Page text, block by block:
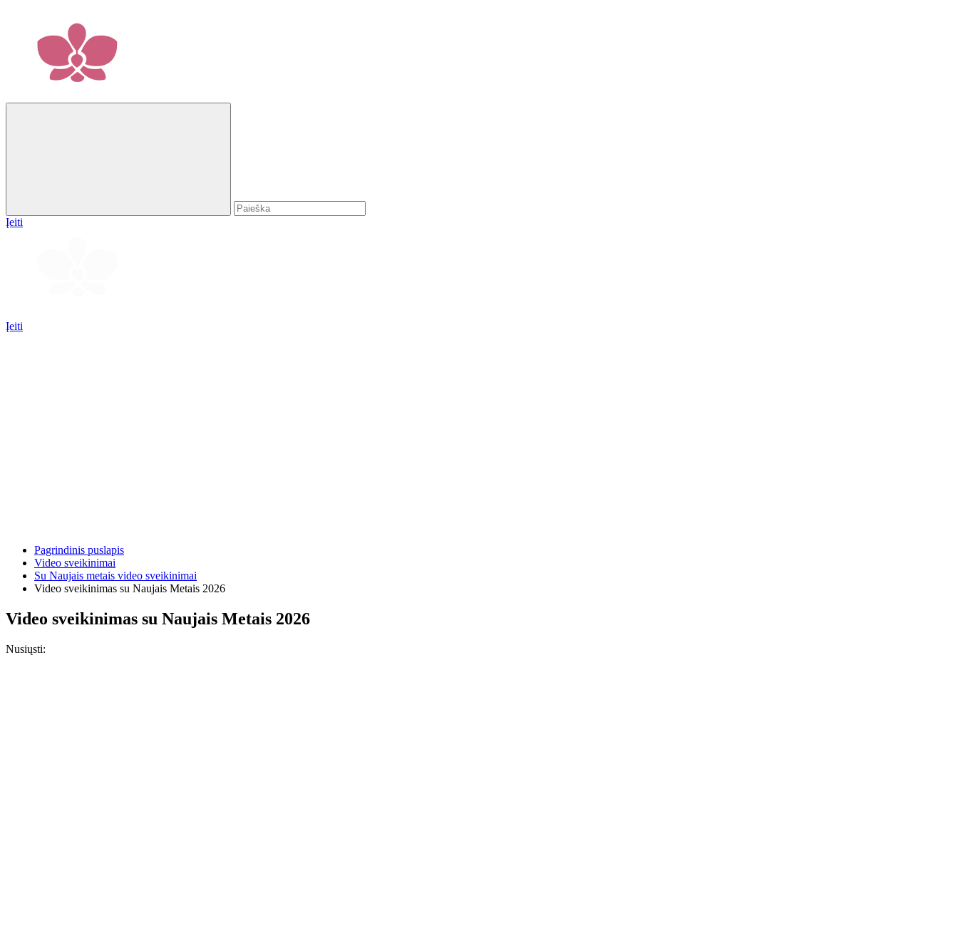
Įeiti
Įeiti
Pagrindinis puslapis
Video sveikinimai
Su Naujais metais video sveikinimai
Video sveikinimas su Naujais Metais 2026
Video sveikinimas su Naujais Metais 2026
Nusiųsti: